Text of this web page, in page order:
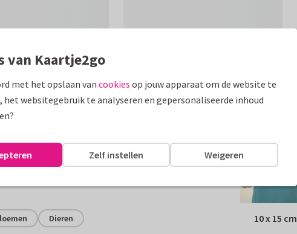
met bloemetjes en een
Dieren 10 x 15 cm
van Kaartje2go
met het opslaan van cookies op jouw apparaat om de website te
het websitegebruik te analyseren en gepersonaliseerde inhoud
Weigeren
Zelf instellen